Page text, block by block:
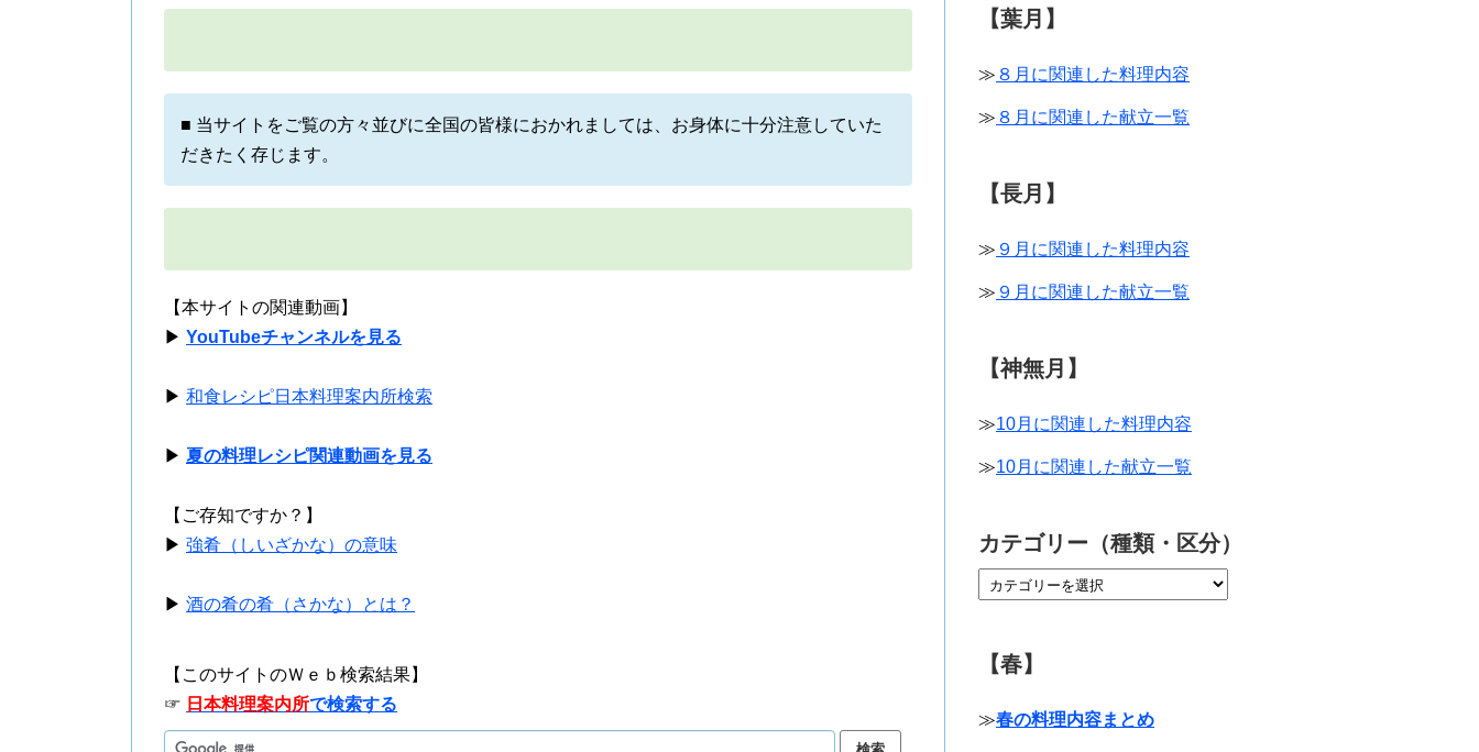
■ 当サイトをご覧の方々並びに全国の皆様におかれましては、お身体に十分注意していた
だきたく存じます。
【本サイトの関連動画】
▶ YouTubeチャンネルを見る
▶ 和食レシピ日本料理案内所検索
▶ 夏の料理レシピ関連動画を見る
【ご存知ですか？】
▶ 強肴（しいざかな）の意味
▶ 酒の肴の肴（さかな）とは？
【このサイトのＷｅｂ検索結果】
☞ 日本料理案内所で検索する
【葉月】
≫ ８月に関連した料理内容
≫ ８月に関連した献立一覧
【長月】
≫ ９月に関連した料理内容
≫ ９月に関連した献立一覧
【神無月】
≫10月に関連した料理内容
≫10月に関連した献立一覧
カテゴリー（種類・区分）
【春】
≫春の料理内容まとめ